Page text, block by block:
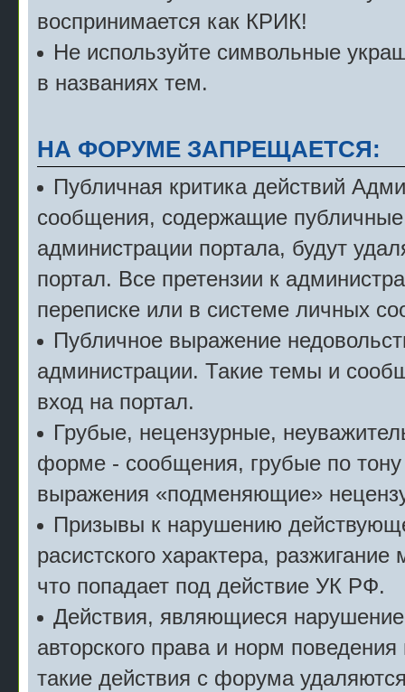
воспринимается как КРИК!
Не используйте символьные
в названиях тем.
НА ФОРУМЕ ЗАПРЕЩАЕТСЯ:
Публичная критика действий
сообщения, содержащие
администрации портала, будут
портал. Все претензии к
переписке или в системе личных
Публичное выражение
администрации. Такие темы и
вход на портал.
Грубые, нецензурные,
форме - сообщения, грубые по
выражения «подменяющие»
Призывы к нарушению
расистского характера,
что попадает под действие УК РФ.
Действия, являющиеся
авторского права и норм
такие действия с форума